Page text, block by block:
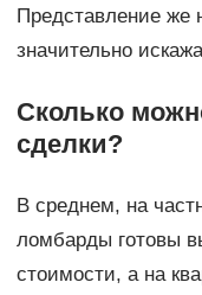
Представление же
значительно
Сколько
сделки?
В среднем, на
ломбарды готовы
стоимости, а на